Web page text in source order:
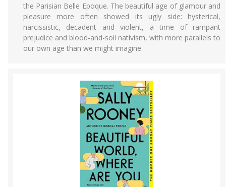
the Parisian Belle Epoque. The beautiful age of glamour and
pleasure more often showed its ugly side: hysterical,
narcissistic, decadent and violent, a time of rampant
prejudice and blood-and-soil nativism, with more parallels to
our own age than we might imagine.